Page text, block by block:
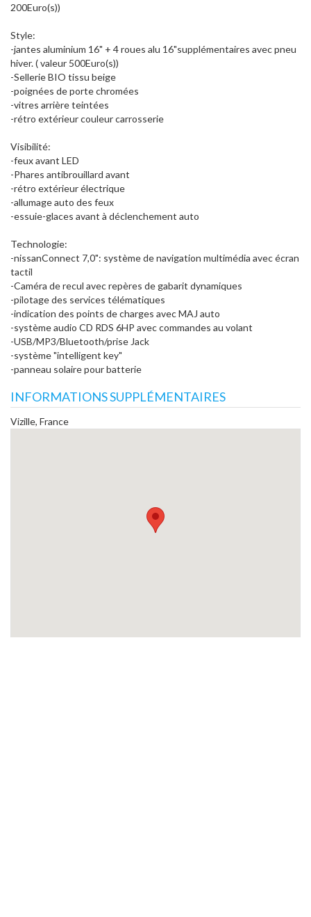
200Euro(s))
Style:
-jantes aluminium 16" + 4 roues alu 16"supplémentaires avec pneu
hiver. ( valeur 500Euro(s))
-Sellerie BIO tissu beige
-poignées de porte chromées
-vitres arrière teintées
-rétro extérieur couleur carrosserie
Visibilité:
-feux avant LED
-Phares antibrouillard avant
-rétro extérieur électrique
-allumage auto des feux
-essuie-glaces avant à déclenchement auto
Technologie:
-nissanConnect 7,0": système de navigation multimédia avec écran
tactil
-Caméra de recul avec repères de gabarit dynamiques
-pilotage des services télématiques
-indication des points de charges avec MAJ auto
-système audio CD RDS 6HP avec commandes au volant
-USB/MP3/Bluetooth/prise Jack
-système "intelligent key"
-panneau solaire pour batterie
INFORMATIONS SUPPLÉMENTAIRES
Vizille, France